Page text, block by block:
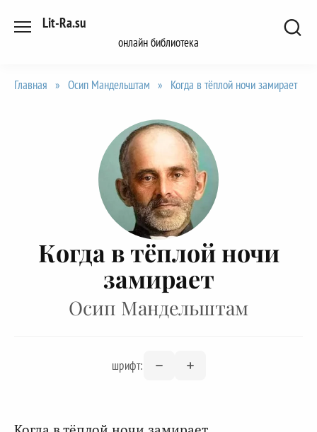
Lit-Ra.su
онлайн библиотека
Главная » Осип Мандельштам » Когда в тёплой ночи замирает
Когда в тёплой ночи
замирает
Осип Мандельштам
шрифт: